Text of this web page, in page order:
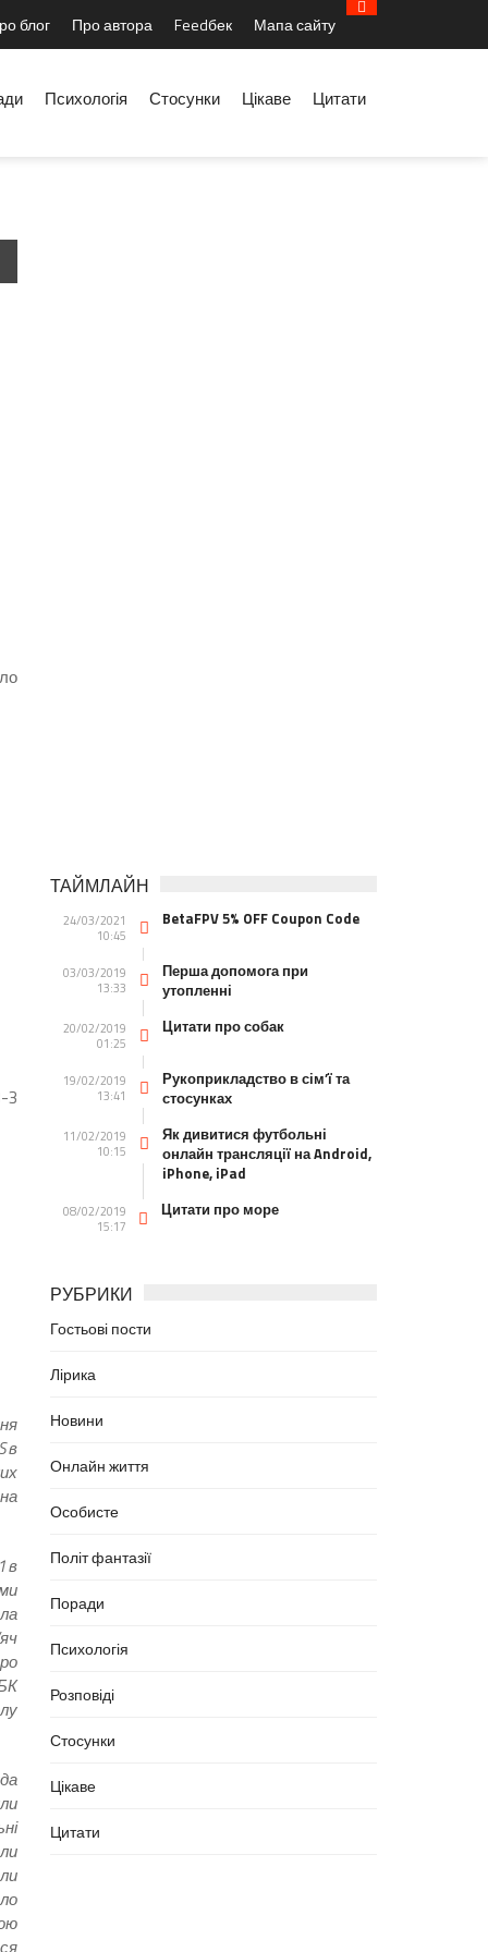
блог Про автора Feedбек Мапа сайту
Психологія Стосунки Цікаве Цитати
3
в
в
ТАЙМЛАЙН
24/03/2021
10:45
BetaFPV 5% OFF Coupon Code
03/03/2019
13:33
Перша допомога при
утопленні
20/02/2019
01:25
Цитати про собак
19/02/2019
13:41
Рукоприкладство в сім’ї та
стосунках
11/02/2019
10:15
Як дивитися футбольні
онлайн трансляції на Android,
iPhone, iPad
08/02/2019
15:17
Цитати про море
РУБРИКИ
Гостьові пости
Лірика
Новини
Онлайн життя
Особисте
Політ фантазії
Поради
Психологія
Розповіді
Стосунки
Цікаве
Цитати